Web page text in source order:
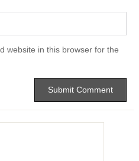
website in this browser for the